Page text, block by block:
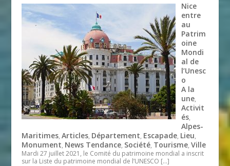
Nice
entre
au
Patrim
oine
Mondi
al de
l’Unesc
o
A la
une,
Activit
és,
Alpes-
Maritimes,Articles, Département, Escapade, Lieu,
Monument, News Tendance, Société, Tourisme,Ville
Mardi 27 juillet 2021, le Comité du patrimoine mondial a inscrit
sur la Liste du patrimoine mondial de l’UNESCO […]